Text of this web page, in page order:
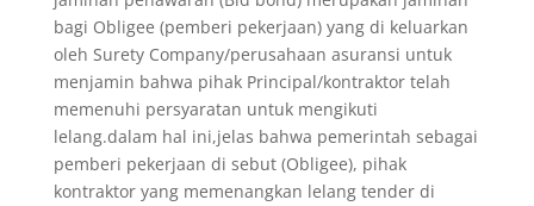
bagi Obligee (pemberi pekerjaan) yang di keluarkan
oleh Surety Company/perusahaan asuransi untuk
menjamin bahwa pihak Principal/kontraktor telah
memenuhi persyaratan untuk mengikuti
lelang.dalam hal ini,jelas bahwa pemerintah sebagai
pemberi pekerjaan di sebut (Obligee), pihak
kontraktor yang memenangkan lelang tender di